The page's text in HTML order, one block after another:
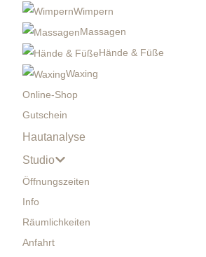
Wimpern
Massagen
Hände & Füße
Waxing
Online-Shop
Gutschein
Hautanalyse
Studio
Öffnungszeiten
Info
Räumlichkeiten
Anfahrt